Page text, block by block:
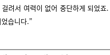
려서 여력이 없어 중단하게 되었
습니다.”